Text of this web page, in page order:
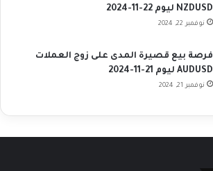
NZDUSD ليوم 22-11-2024
نوفمبر 22, 2024
فرصة بيع قصيرة المدى على زوج العملات
AUDUSD ليوم 21-11-2024
نوفمبر 21, 2024